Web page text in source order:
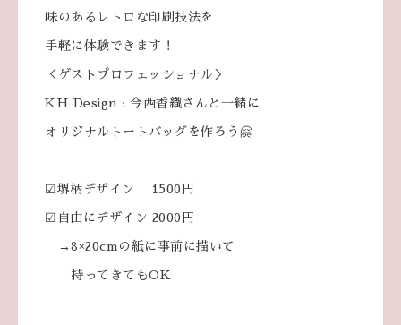
味のあるレトロな印刷技法を
手軽に体験できます！
＜ゲストプロフェッショナル＞
KH Design : 今西香織さんと一緒に
オリジナルトートバッグを作ろう🤗
☑堺柄デザイン 1500円
☑自由にデザイン 2000円
→8×20cmの紙に事前に描いて
持ってきてもOK